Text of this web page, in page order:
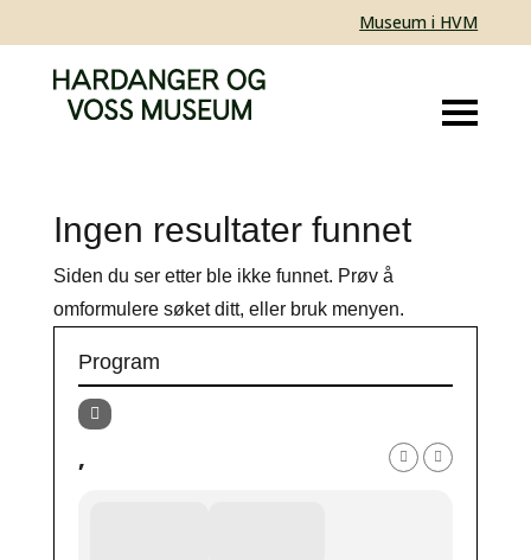
Museum i HVM
Ingen resultater funnet
Siden du ser etter ble ikke funnet. Prøv å
omformulere søket ditt, eller bruk menyen.
Program
,